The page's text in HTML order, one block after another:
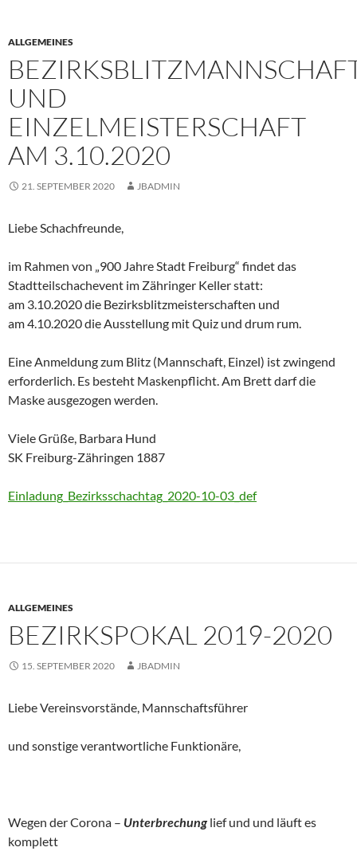
ALLGEMEINES
UND
EINZELMEISTERSCHAFT
AM 3.10.2020
21. SEPTEMBER 2020 JBADMIN
Liebe Schachfreunde,
im Rahmen von „900 Jahre Stadt Freiburg“ findet das
Stadtteilschachevent im Zähringer Keller statt:
am 3.10.2020 die Bezirksblitzmeisterschaften und
am 4.10.2020 die Ausstellung mit Quiz und drum rum.
Eine Anmeldung zum Blitz (Mannschaft, Einzel) ist zwingend
erforderlich. Es besteht Maskenpflicht. Am Brett darf die
Maske ausgezogen werden.
Viele Grüße, Barbara Hund
SK Freiburg-Zähringen 1887
Einladung_Bezirksschachtag_2020-10-03_def
ALLGEMEINES
BEZIRKSPOKAL 2019-2020
15. SEPTEMBER 2020 JBADMIN
Liebe Vereinsvorstände, Mannschaftsführer
und sonstige verantwortliche Funktionäre,
Wegen der Corona – Unterbrechung lief und und läuft es
komplett